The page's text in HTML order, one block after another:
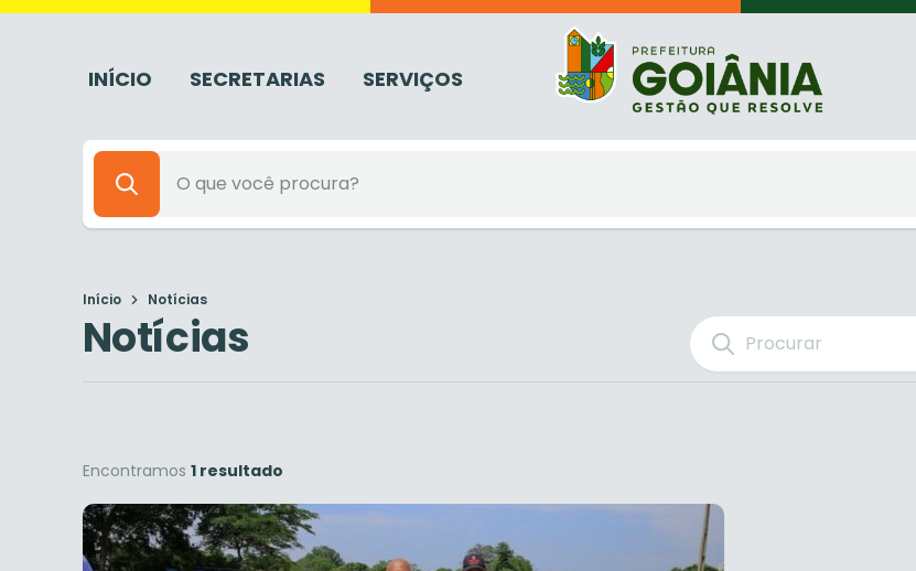
INÍCIO SECRETARIAS SERVIÇOS
Início Notícias
Notícias
Encontramos 1 resultado